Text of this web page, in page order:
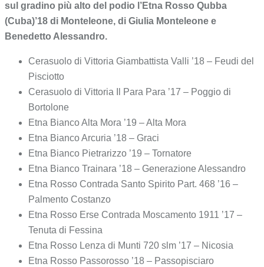
sul gradino più alto del podio l’Etna Rosso Qubba
(Cuba)’18 di Monteleone, di Giulia Monteleone e
Benedetto Alessandro.
Cerasuolo di Vittoria Giambattista Valli ’18 – Feudi del
Pisciotto
Cerasuolo di Vittoria Il Para Para ’17 – Poggio di
Bortolone
Etna Bianco Alta Mora ’19 – Alta Mora
Etna Bianco Arcuria ’18 – Graci
Etna Bianco Pietrarizzo ’19 – Tornatore
Etna Bianco Trainara ’18 – Generazione Alessandro
Etna Rosso Contrada Santo Spirito Part. 468 ’16 –
Palmento Costanzo
Etna Rosso Erse Contrada Moscamento 1911 ’17 –
Tenuta di Fessina
Etna Rosso Lenza di Munti 720 slm ’17 – Nicosia
Etna Rosso Passorosso ’18 – Passopisciaro